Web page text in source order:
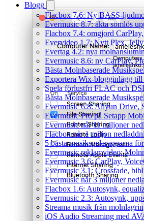
Blogg
Flacbox 7.6: Ny BASS-
Evermusic 8.7: äkta sömlös
Flacbox 7.4: omgjord
Evervideo 1.7: Nytt Plex,
Evertag 4.2: nya
Evermusic 8.6: ny CarPlay,
Bästa Molnbaserade
Exportera Wix-blogginlägg
Spela förlustfri FLAC och
Bästa Molnbaserade
Evermusic 6.8: Aliyun Drive,
Evermusic Pro på Setapp
Evermusic når 11 miljoner
Flacbox når 1 miljon
5 bästa musikspelarapparna
Evermusic reklamvideo:
Evermusic 3.6: CarPlay,
Evermusic 3.1: Crossfade,
Evermusic når 3 miljoner
Flacbox 1.6: Autosynk,
Evermusic 2.3: Autosynk,
Streama musik från
iOS Audio Streaming med